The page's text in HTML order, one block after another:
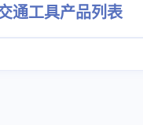
通工具产品列表